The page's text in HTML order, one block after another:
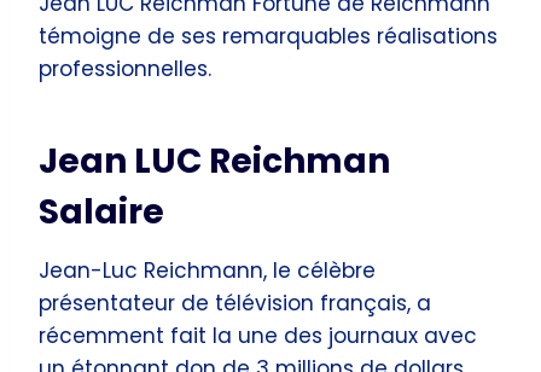
témoigne de ses remarquables réalisations
professionnelles.
Jean LUC Reichman
Salaire
Jean-Luc Reichmann, le célèbre
présentateur de télévision français, a
récemment fait la une des journaux avec